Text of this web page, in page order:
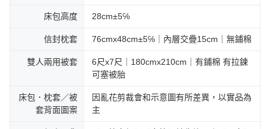
床包高度 28cm±5℅
信封枕套 76cmx48cm±5℅｜內層交疊15cm｜無鋪棉
雙人兩用被套
6尺x7尺｜180cmx210cm｜有鋪棉 有拉鍊
可塞被胎
床包．枕套／被
套背面圖案
因亂花剪裁會和示意圖有所差異，以實品為
主